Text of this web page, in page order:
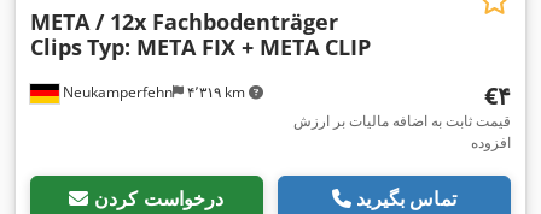
Neukamperfehn ۴٬۳۱۹ km
META / 12x Fachbodenträger
ClipsTyp: META FIX + META CLIP
‎€۴
قیمت ثابت به اضافه مالیات بر ارزش
افزوده
درخواست کردن تماس بگیرید